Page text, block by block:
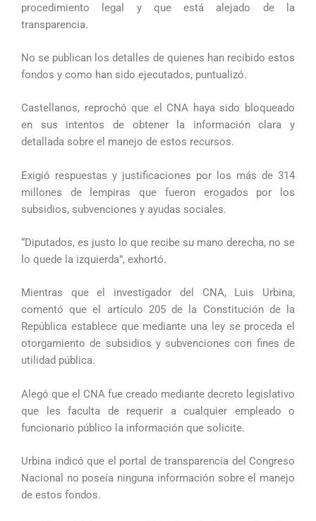
procedimiento legal y que está alejado de la
transparencia.
No se publican los detalles de quienes han recibido estos
fondos y como han sido ejecutados, puntualizó.
Castellanos, reprochó que el CNA haya sido bloqueado
en sus intentos de obtener la información clara y
detallada sobre el manejo de estos recursos.
Exigió respuestas y justificaciones por los más de 314
millones de lempiras que fueron erogados por los
subsidios, subvenciones y ayudas sociales.
“Diputados, es justo lo que recibe su mano derecha, no se
lo quede la izquierda”, exhortó.
Mientras que el investigador del CNA, Luis Urbina,
comentó que el artículo 205 de la Constitución de la
República establece que mediante una ley se proceda el
otorgamiento de subsidios y subvenciones con fines de
utilidad pública.
Alegó que el CNA fue creado mediante decreto legislativo
que les faculta de requerir a cualquier empleado o
funcionario público la información que solicite.
Urbina indicó que el portal de transparencia del Congreso
Nacional no poseía ninguna información sobre el manejo
de estos fondos.